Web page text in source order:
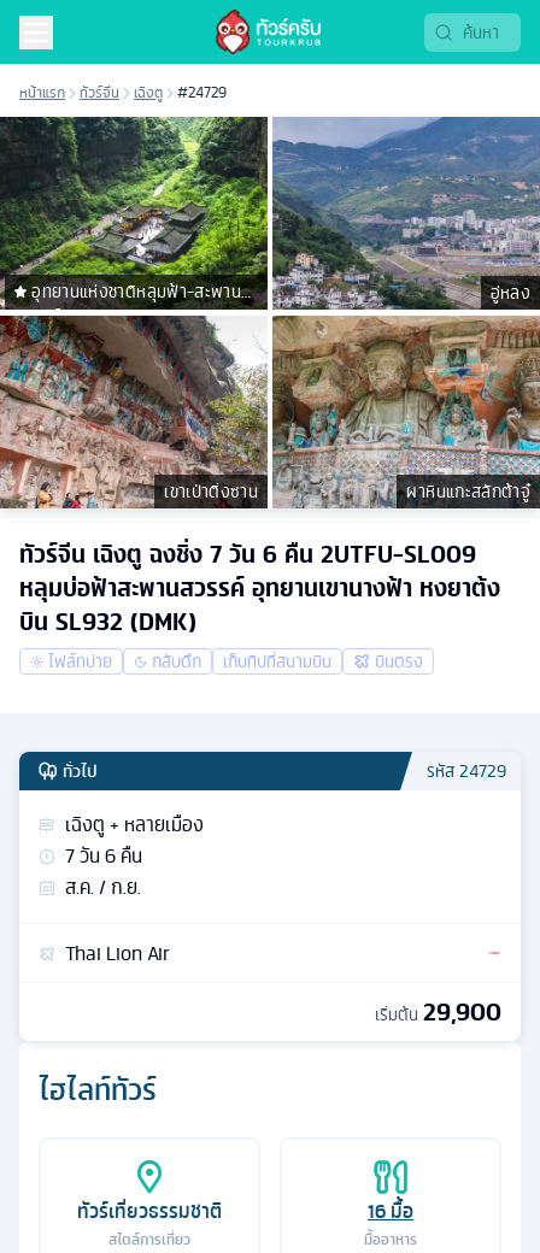
หน้าแรก ทัวร์จีน เฉิงตู #24729
อุทยานแห่งชาติหลุมฟ้า-สะพาน
สวรรค์
อู่หลง
เขาเป่าติ่งซาน ผาหินแกะสลักต้าจู๋
ทัวร์จีน เฉิงตู ฉงชิ่ง 7 วัน 6 คืน 2UTFU-SL009
หลุมบ่อฟ้าสะพานสวรรค์ อุทยานเขานางฟ้า หงยาต้ง
บิน SL932 (DMK)
ไฟล์ทบ่าย กลับดึก เก็บทิปที่สนามบิน บินตรง
ไฮไลท์ทัวร์
ทัวร์เที่ยวธรรมชาติ
สไตล์การเที่ยว
16มื้อ
มื้ออาหาร
ทั่วไป รหัส24729
เฉิงตู + หลายเมือง
7วัน6คืน
ส.ค. / ก.ย.
Thai Lion Air
เริ่มต้น 29,900